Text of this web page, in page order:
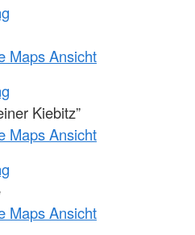
Maps Ansicht
Kiebitz”
Maps Ansicht
Maps Ansicht